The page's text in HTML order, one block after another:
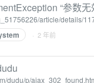
“参数
article/details/
· 2 年前
dudu/p/